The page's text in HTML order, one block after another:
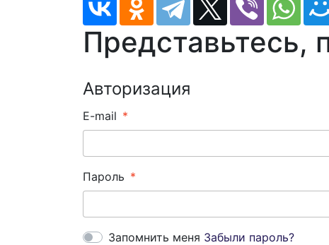
Представьтесь,
Авторизация
E-mail
Пароль
Запомнить меня Забыли пароль?